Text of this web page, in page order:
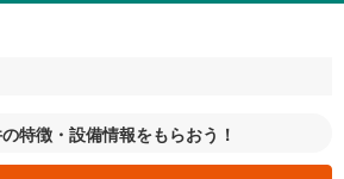
特徴・設備情報をもらおう！